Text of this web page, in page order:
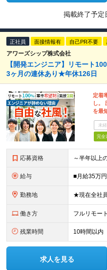
掲載終了予定
正社員 面接情報有 自己PR不要
アワーズシップ株式会社
【開発エンジニア】リモート
3ヶ月の連休あり★年休126日
定着
し。
を最
未
完全
応募資格
給与
勤務地
働き方 フルリモー
残業時間 10時間以内
求人を見る